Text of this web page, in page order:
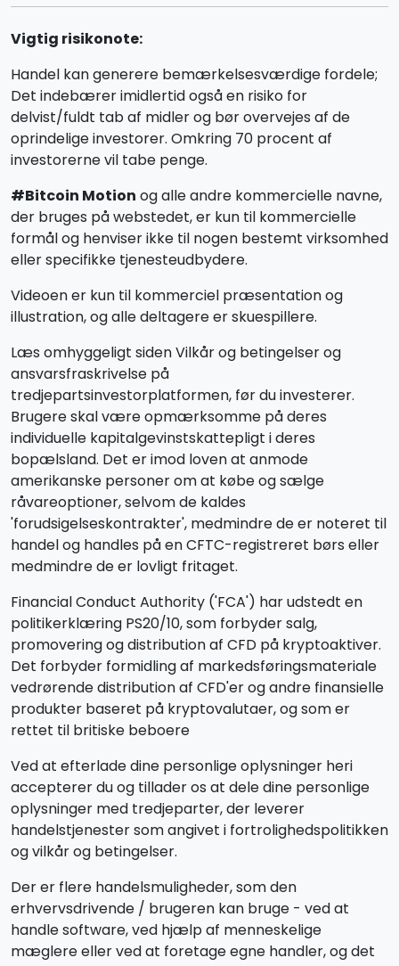
Vigtig risikonote:
Handel kan generere bemærkelsesværdige fordele;
Det indebærer imidlertid også en risiko for
delvist/fuldt tab af midler og bør overvejes af de
oprindelige investorer. Omkring 70 procent af
investorerne vil tabe penge.
#Bitcoin Motion og alle andre kommercielle navne,
der bruges på webstedet, er kun til kommercielle
formål og henviser ikke til nogen bestemt virksomhed
eller specifikke tjenesteudbydere.
Videoen er kun til kommerciel præsentation og
illustration, og alle deltagere er skuespillere.
Læs omhyggeligt siden Vilkår og betingelser og
ansvarsfraskrivelse på
tredjepartsinvestorplatformen, før du investerer.
Brugere skal være opmærksomme på deres
individuelle kapitalgevinstskattepligt i deres
bopælsland. Det er imod loven at anmode
amerikanske personer om at købe og sælge
råvareoptioner, selvom de kaldes
'forudsigelseskontrakter', medmindre de er noteret til
handel og handles på en CFTC-registreret børs eller
medmindre de er lovligt fritaget.
Financial Conduct Authority ('FCA') har udstedt en
politikerklæring PS20/10, som forbyder salg,
promovering og distribution af CFD på kryptoaktiver.
Det forbyder formidling af markedsføringsmateriale
vedrørende distribution af CFD'er og andre finansielle
produkter baseret på kryptovalutaer, og som er
rettet til britiske beboere
Ved at efterlade dine personlige oplysninger heri
accepterer du og tillader os at dele dine personlige
oplysninger med tredjeparter, der leverer
handelstjenester som angivet i fortrolighedspolitikken
og vilkår og betingelser.
Der er flere handelsmuligheder, som den
erhvervsdrivende / brugeren kan bruge - ved at
handle software, ved hjælp af menneskelige
mæglere eller ved at foretage egne handler, og det